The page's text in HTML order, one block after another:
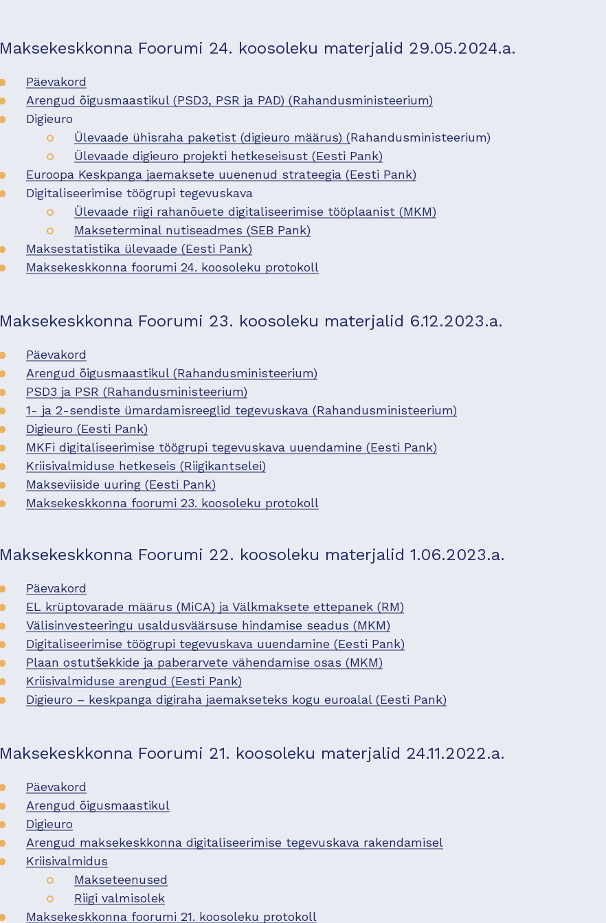
Maksekeskkonna Foorumi 24. koosoleku materjalid 29.05.2024.a.
Päevakord
Arengud õigusmaastikul (PSD3, PSR ja PAD) (Rahandusministeerium)
Digieuro
Ülevaade ühisraha paketist (digieuro määrus) (Rahandusministeerium)
Ülevaade digieuro projekti hetkeseisust (Eesti Pank)
Euroopa Keskpanga jaemaksete uuenenud strateegia (Eesti Pank)
Digitaliseerimise töögrupi tegevuskava
Ülevaade riigi rahanõuete digitaliseerimise tööplaanist (MKM)
Makseterminal nutiseadmes (SEB Pank)
Maksestatistika ülevaade (Eesti Pank)
Maksekeskkonna foorumi 24. koosoleku protokoll
Maksekeskkonna Foorumi 23. koosoleku materjalid 6.12.2023.a.
Päevakord
Arengud õigusmaastikul (Rahandusministeerium)
PSD3 ja PSR (Rahandusministeerium)
1- ja 2-sendiste ümardamisreeglid tegevuskava (Rahandusministeerium)
Digieuro (Eesti Pank)
MKFi digitaliseerimise töögrupi tegevuskava uuendamine (Eesti Pank)
Kriisivalmiduse hetkeseis (Riigikantselei)
Makseviiside uuring (Eesti Pank)
Maksekeskkonna foorumi 23. koosoleku protokoll
Maksekeskkonna Foorumi 22. koosoleku materjalid 1.06.2023.a.
Päevakord
EL krüptovarade määrus (MiCA) ja Välkmaksete ettepanek (RM)
Välisinvesteeringu usaldusväärsuse hindamise seadus (MKM)
Digitaliseerimise töögrupi tegevuskava uuendamine (Eesti Pank)
Plaan ostutšekkide ja paberarvete vähendamise osas (MKM)
Kriisivalmiduse arengud (Eesti Pank)
Digieuro – keskpanga digiraha jaemakseteks kogu euroalal (Eesti Pank)
Maksekeskkonna Foorumi 21. koosoleku materjalid 24.11.2022.a.
Päevakord
Arengud õigusmaastikul
Digieuro
Arengud maksekeskkonna digitaliseerimise tegevuskava rakendamisel
Kriisivalmidus
Makseteenused
Riigi valmisolek
Maksekeskkonna foorumi 21. koosoleku protokoll